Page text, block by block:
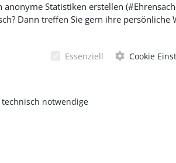
SOZIALE MEDIEN
Statistiken erstellen
Dann treffen Sie gern ihre persönliche
Essenziell Cookie
notwendige